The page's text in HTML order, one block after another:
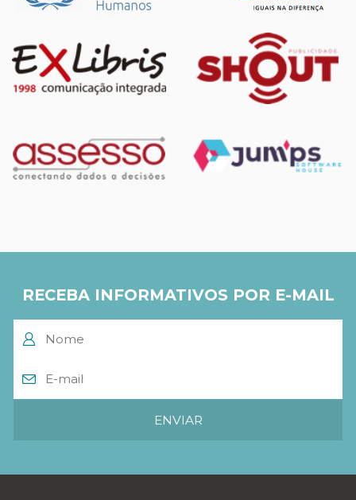
RECEBA INFORMATIVOS POR E-MAIL